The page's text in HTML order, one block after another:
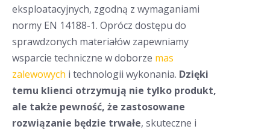
eksploatacyjnych, zgodną z wymaganiami
normy EN 14188-1. Oprócz dostępu do
sprawdzonych materiałów zapewniamy
wsparcie techniczne w doborze mas
zalewowych i technologii wykonania. Dzięki
temu klienci otrzymują nie tylko produkt,
ale także pewność, że zastosowane
rozwiązanie będzie trwałe, skuteczne i